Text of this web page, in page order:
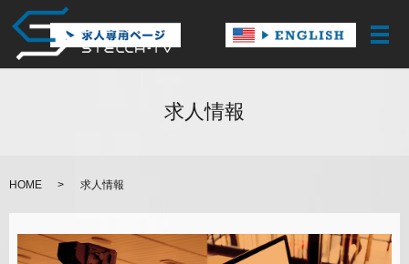
メ
求人情報
HOME 求人情報